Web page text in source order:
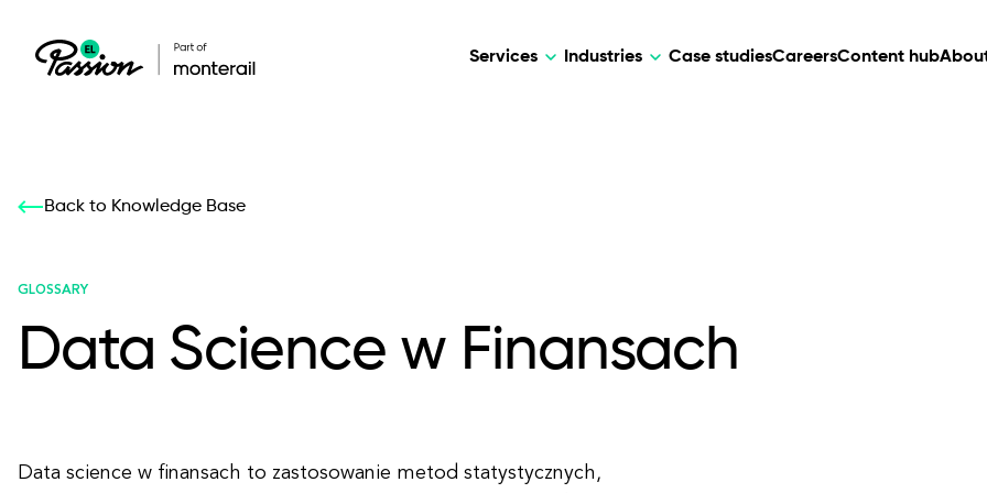
Services
Our services: build,
All services
Industries
Our services: build,
Case studiesCareersContent hub
Back to Knowledge Base
GLOSSARY
Data Science w Finansach
Data science w finansach to zastosowanie metod statystycznych,